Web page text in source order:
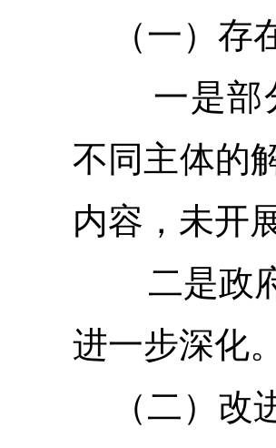
（一）存
一是部
不同主体的
内容，未开
二是政
进一步深化。
（二）改